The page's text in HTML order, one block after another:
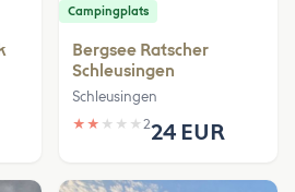
Campingplats
Bergsee Ratscher
Schleusingen
Schleusingen
★ ★ ★ ★ ★ 224 EUR